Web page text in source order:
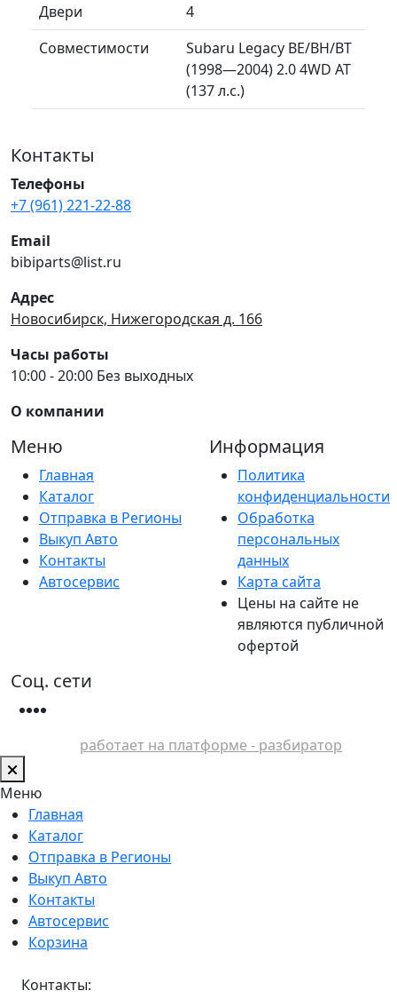
Двери
4
Совместимости
Subaru Legacy BE/BH/BT
(1998—2004) 2.0 4WD AT
(137 л.с.)
Контакты
Телефоны
+7 (961) 221-22-88
Email
bibiparts@list.ru
Адрес
Новосибирск, Нижегородская д. 166
Часы работы
10:00 - 20:00 Без выходных
О компании
Меню
Главная
Каталог
Отправка в Регионы
Выкуп Авто
Контакты
Автосервис
Информация
Политика
конфиденциальности
Обработка
персональных
данных
Карта сайта
Цены на сайте не
являются публичной
офертой
Соц. сети
работает на платформе - разбиратор
Меню
Главная
Каталог
Отправка в Регионы
Выкуп Авто
Контакты
Автосервис
Корзина
Контакты: